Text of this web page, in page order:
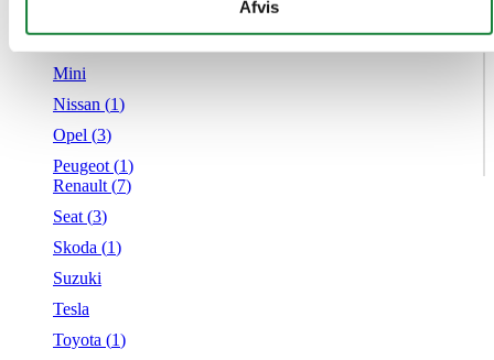
givet dem, eller som de har indsamlet fra din brug af deres
tjenester.
Afvis
Mini
Nissan (1)
Opel (3)
Peugeot (1)
Renault (7)
Seat (3)
Skoda (1)
Suzuki
Tesla
Toyota (1)